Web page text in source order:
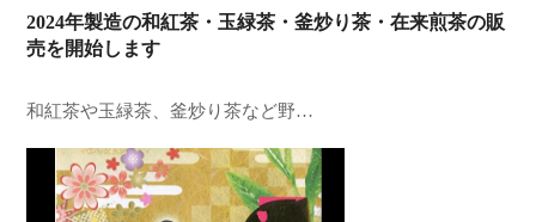
2024年製造の和紅茶・玉緑茶・釜炒り茶・在来煎茶の販
売を開始します
和紅茶や玉緑茶、釜炒り茶など野…